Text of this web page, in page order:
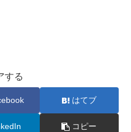
する
はてブ
コピー